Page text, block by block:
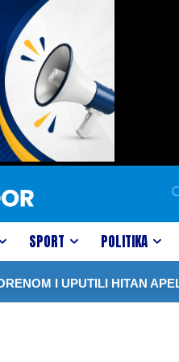
SPORT POLITIKA
I UPUTILI HITAN APEL